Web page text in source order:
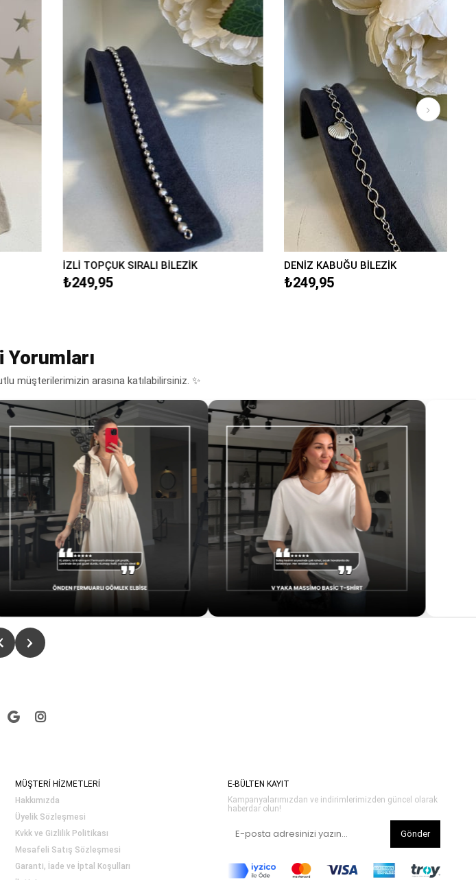
İZLİ TOPÇUK SIRALI BİLEZİK
₺249,95
DENİZ KABUĞU BİLEZİK
₺249,95
müşterilerimizin arasına katılabilirsiniz. ✨
MÜŞTERİ HİZMETLERİ
Hakkımızda
Üyelik Sözleşmesi
Kvkk ve Gizlilik Politikası
Mesafeli Satış Sözleşmesi
Garanti, İade ve İptal Koşulları
E-BÜLTEN KAYIT
Kampanyalarımızdan ve indirimlerimizden güncel olarak
haberdar olun!
Gönder